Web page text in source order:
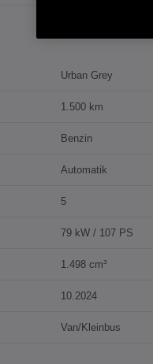
Urban Grey
1.500 km
Benzin
Automatik
5
79 kW / 107 PS
1.498 cm³
10.2024
Van/Kleinbus